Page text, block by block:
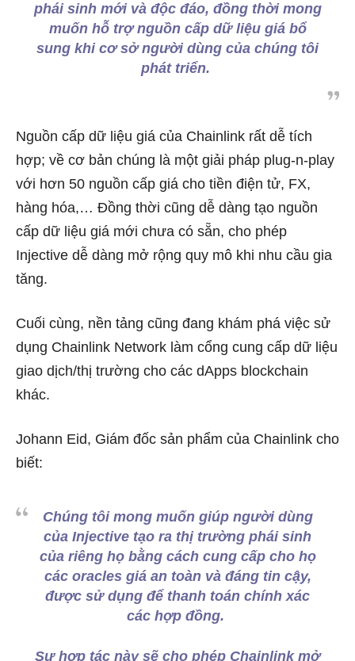
phái sinh mới và độc đáo, đồng thời mong
muốn hỗ trợ nguồn cấp dữ liệu giá bổ
sung khi cơ sở người dùng của chúng tôi
phát triển.
Nguồn cấp dữ liệu giá của Chainlink rất dễ tích
hợp; về cơ bản chúng là một giải pháp plug-n-play
với hơn 50 nguồn cấp giá cho tiền điện tử, FX,
hàng hóa,… Đồng thời cũng dễ dàng tạo nguồn
cấp dữ liệu giá mới chưa có sẵn, cho phép
Injective dễ dàng mở rộng quy mô khi nhu cầu gia
tăng.
Cuối cùng, nền tảng cũng đang khám phá việc sử
dụng Chainlink Network làm cổng cung cấp dữ liệu
giao dịch/thị trường cho các dApps blockchain
khác.
Johann Eid, Giám đốc sản phẩm của Chainlink cho
biết:
Chúng tôi mong muốn giúp người dùng
của Injective tạo ra thị trường phái sinh
của riêng họ bằng cách cung cấp cho họ
các oracles giá an toàn và đáng tin cậy,
được sử dụng để thanh toán chính xác
các hợp đồng.
Sự hợp tác này sẽ cho phép Chainlink mở